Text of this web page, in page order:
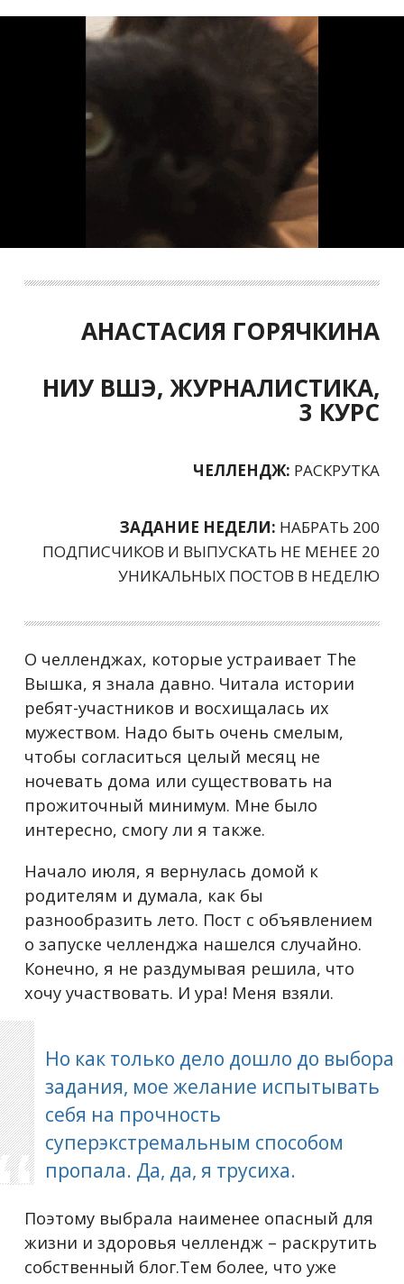
АНАСТАСИЯ ГОРЯЧКИНА
НИУ ВШЭ, ЖУРНАЛИСТИКА,
3 КУРС
ЧЕЛЛЕНДЖ: РАСКРУТКА
ЗАДАНИЕ НЕДЕЛИ: НАБРАТЬ 200
ПОДПИСЧИКОВ И ВЫПУСКАТЬ НЕ МЕНЕЕ 20
УНИКАЛЬНЫХ ПОСТОВ В НЕДЕЛЮ
О челленджах, которые устраивает The
Вышка, я знала давно. Читала истории
ребят-участников и восхищалась их
мужеством. Надо быть очень смелым,
чтобы согласиться целый месяц не
ночевать дома или существовать на
прожиточный минимум. Мне было
интересно, смогу ли я также.
Начало июля, я вернулась домой к
родителям и думала, как бы
разнообразить лето. Пост с объявлением
о запуске челленджа нашелся случайно.
Конечно, я не раздумывая решила, что
хочу участвовать. И ура! Меня взяли.
Но как только дело дошло до выбора
задания, мое желание испытывать
себя на прочность
суперэкстремальным способом
пропала. Да, да, я трусиха.
Поэтому выбрала наименее опасный для
жизни и здоровья челлендж – раскрутить
собственный блог.Тем более, что уже